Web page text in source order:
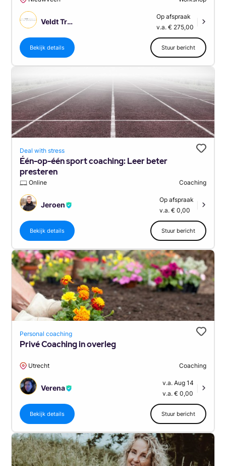
Veldt Training
Op afspraak
v.a. € 275,00
Bekijk details Stuur bericht
Deal with stress
Één-op-één sport coaching: Leer beter
presteren
Online Coaching
Jeroen
Op afspraak
v.a. € 0,00
Bekijk details Stuur bericht
Personal coaching
Privé Coaching in overleg
Utrecht Coaching
Verena
v.a. Aug 14
v.a. € 0,00
Bekijk details Stuur bericht